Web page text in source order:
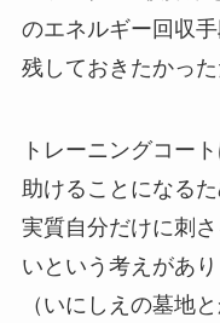
のエネルギー回収手
残しておきたかっ
トレーニングコー
助けることになる
実質自分だけに刺
いという考えがあり
（いにしえの墓地と